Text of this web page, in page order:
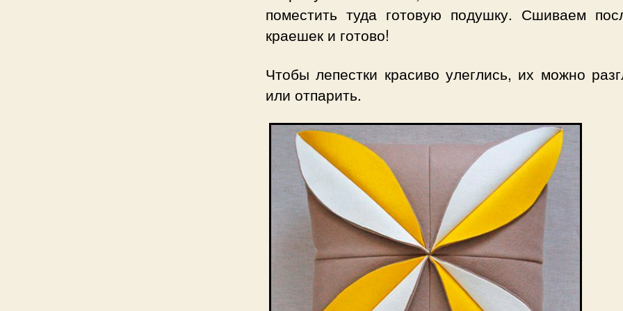
поместить туда готовую подушку. Сшиваем
краешек и готово!
Чтобы лепестки красиво улеглись, их можно
или отпарить.